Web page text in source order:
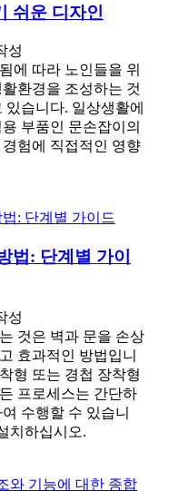
쉬운 디자인
성
에 따라 노인들을 위
환경을 조성하는 것
습니다. 일상생활에
부품인 문손잡이의
험에 직접적인 영향
법: 단계별 가이
성
것은 벽과 문을 손상
효과적인 방법입니
형 또는 경첩 장착형
프로세스는 간단하
수행할 수 있습니
치하십시오.